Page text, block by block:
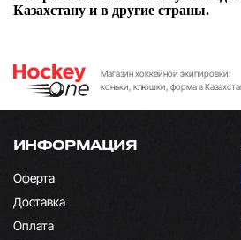
Казахстану и в другие страны.
Магазин хоккейной экипировки:
коньки, клюшки, форма в
ИНФОРМАЦИЯ
Оферта
Доставка
Оплата